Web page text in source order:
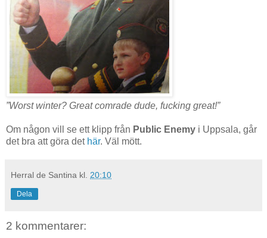
”Worst winter? Great comrade dude, fucking great!”
Om någon vill se ett klipp från Public Enemy i Uppsala, går
det bra att göra det här. Väl mött.
Herral de Santina kl. 20:10
Dela
2 kommentarer: